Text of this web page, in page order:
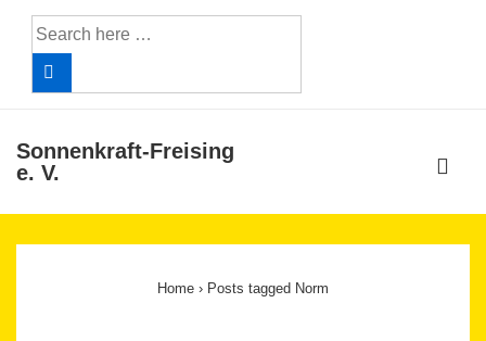
Search
for:
Sonnenkraft-Freising
e. V.
Home › Posts tagged Norm